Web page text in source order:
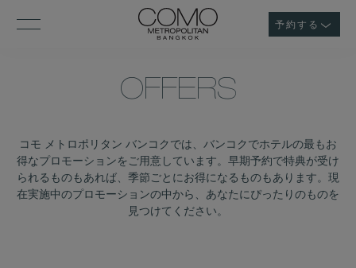
予約する
OFFERS
コモ メトロポリタン バンコクでは、バンコクでホテルの最もお
得なプロモーションをご用意しています。早期予約で特典が受け
られるものもあれば、季節ごとにお得になるものもあります。現
在実施中のプロモーションの中から、あなたにぴったりのものを
見つけてください。